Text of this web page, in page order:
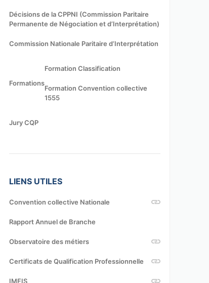
Décisions de la CPPNI (Commission Paritaire
Permanente de Négociation et d’Interprétation)
Commission Nationale Paritaire d’Interprétation
Formations
Formation Classification
Formation Convention collective
1555
Jury CQP
LIENS UTILES
Convention collective Nationale
Rapport Annuel de Branche
Observatoire des métiers
Certificats de Qualification Professionnelle
IMFIS